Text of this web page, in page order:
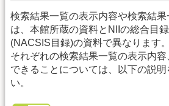
検索結果一覧の表示内容や検索結
は、本館所蔵の資料とNIIの総合目
(NACSIS目録)の資料で異なります。
それぞれの検索結果一覧の表示内
できることについては、以下の説明
い。